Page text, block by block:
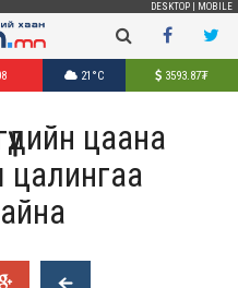
DESKTOP MOBILE
21°C 3593.87₮
цаана
цалингаа